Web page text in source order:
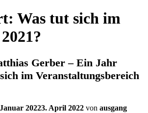
Was tut sich im
Gerber – Ein Jahr
im Veranstaltungsbereich
20223. April 2022 von ausgang